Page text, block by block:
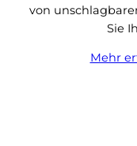
von
Sie
Mehr